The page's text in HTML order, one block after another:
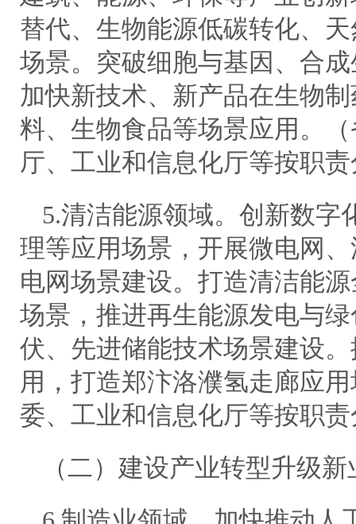
替代、生物能源低碳转化、
场景。突破细胞与基因、合
加快新技术、新产品在生物
料、生物食品等场景应用。
厅、工业和信息化厅等按职
5.清洁能源领域。创新数字
理等应用场景，开展微电网
电网场景建设。打造清洁能
场景，推进再生能源发电与
伏、先进储能技术场景建设
用，打造郑汴洛濮氢走廊应
委、工业和信息化厅等按职
（二）建设产业转型升级